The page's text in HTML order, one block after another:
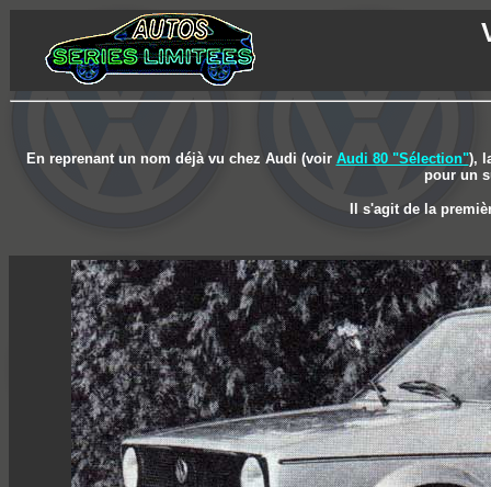
En reprenant un nom déjà vu chez Audi (voir Audi 80 "Sélection"),
pour un
Il s'agit de la